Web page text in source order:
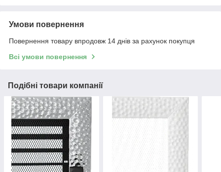
Умови повернення
Повернення товару впродовж 14 днів за рахунок покупця
Всі умови повернення
Подібні товари компанії